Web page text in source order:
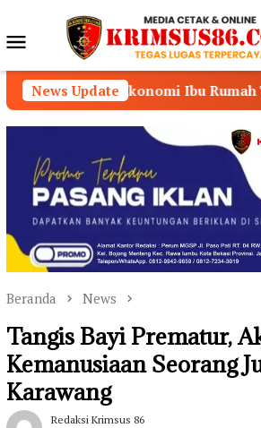
konten Menu
Mobile
News Update
Ibu Rumah Tangga dan UMKM
Beranda News
Tangis Bayi Prematur,
Kemanusiaan Seorang
Karawang
Redaksi Krimsus 86